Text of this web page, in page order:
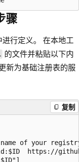
骤
进行定义。 在本地工
的文件并粘贴以下内
新为基础注册表的服
复制
of your
https://